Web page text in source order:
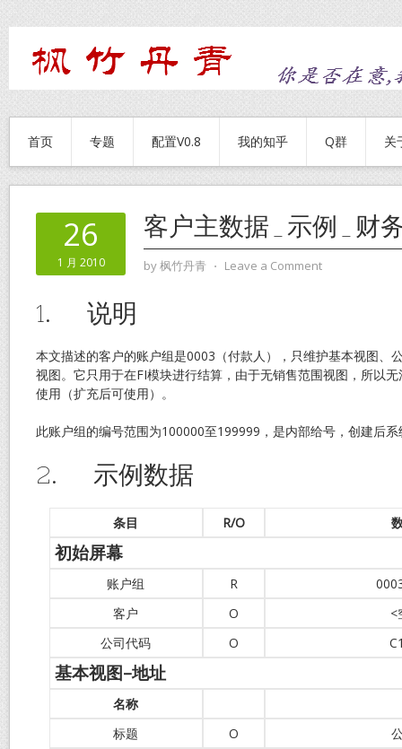
首页 专题 配置V0.8 我的知乎 Q群 关
26
1 月 2010
客户主数据_示例_财
by枫竹丹青 ⋅ Leave a Comment
1. 说明
本文描述的客户的账户组是0003（付款人），只维护基本视图、
视图。它只用于在FI模块进行结算，由于无销售范围视图，所以
使用（扩充后可使用）。
此账户组的编号范围为100000至199999，是内部给号，创建后
2. 示例数据
条目 R/O
初始屏幕
账户组 R
客户
O
<
公司代码
O
基本视图–地址
名称
标题
O